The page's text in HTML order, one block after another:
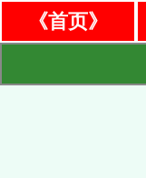
《首页》